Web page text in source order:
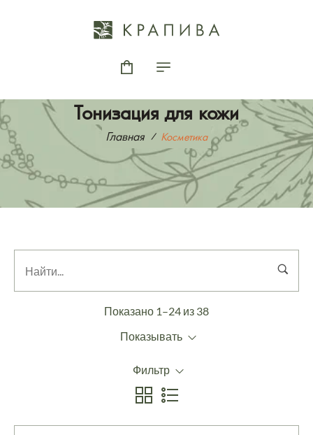
Тонизация для кожи
Главная Косметика
Показано 1–24 из 38
Показывать
Фильтр